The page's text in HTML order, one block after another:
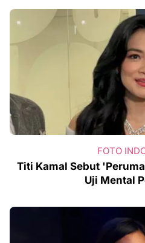
FOTO
Titi Kamal Sebut
Uji Mental